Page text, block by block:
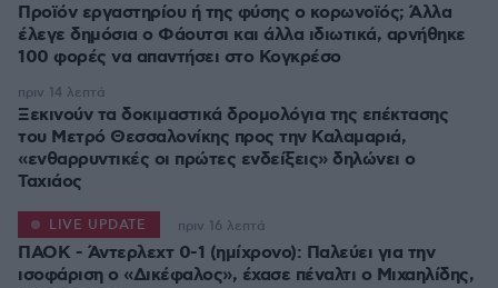
Προϊόν εργαστηρίου ή της φύσης ο κορωνοϊός; Άλλα
έλεγε δημόσια ο Φάουτσι και άλλα ιδιωτικά, αρνήθηκε
100 φορές να απαντήσει στο Κογκρέσο
Ξεκινούν τα δοκιμαστικά δρομολόγια της επέκτασης
του Μετρό Θεσσαλονίκης προς την Καλαμαριά,
«ενθαρρυντικές οι πρώτες ενδείξεις» δηλώνει ο
Ταχιάος
πριν 14 λεπτά
ΠΑΟΚ - Άντερλεχτ 0-1 (ημίχρονο): Παλεύει για την
ισοφάριση ο «Δικέφαλος», έχασε πέναλτι ο Μιχαηλίδης,
LIVE UPDATE πριν 16 λεπτά